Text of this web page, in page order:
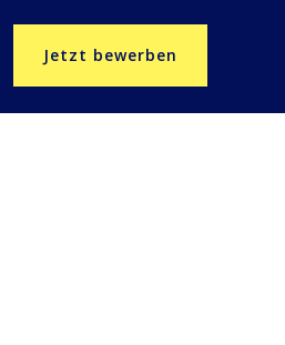
Jetzt bewerben